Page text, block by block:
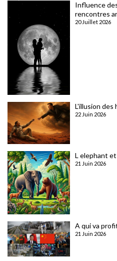
Influence
rencontres
20 Juillet 2026
L'illusion des
22 Juin 2026
L elephant
21 Juin 2026
A qui va
21 Juin 2026